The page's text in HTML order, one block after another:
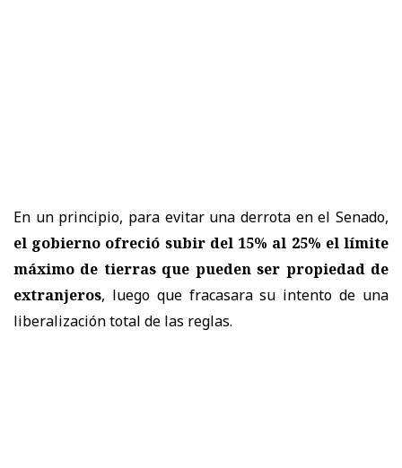
En un principio, para evitar una derrota en el Senado,
el gobierno ofreció subir del 15% al 25% el límite
máximo de tierras que pueden ser propiedad de
extranjeros, luego que fracasara su intento de una
liberalización total de las reglas.